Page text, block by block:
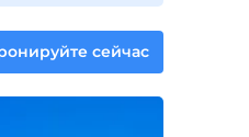
сейчас